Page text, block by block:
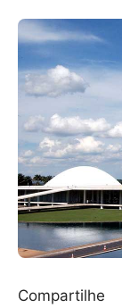
Compartilhe